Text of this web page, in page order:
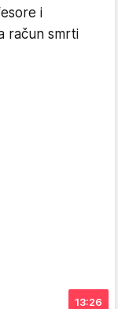
i
račun smrti
13:26